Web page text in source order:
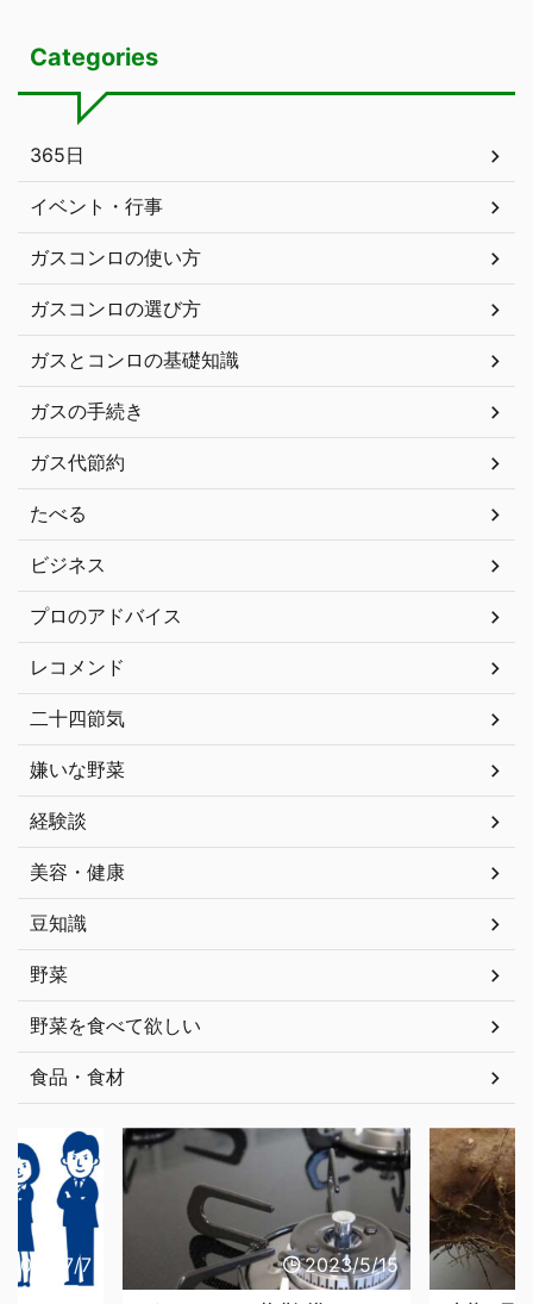
Categories
365日
イベント・行事
ガスコンロの使い方
ガスコンロの選び方
ガスとコンロの基礎知識
ガスの手続き
ガス代節約
たべる
ビジネス
プロのアドバイス
レコメンド
二十四節気
嫌いな野菜
経験談
美容・健康
豆知識
野菜
野菜を食べて欲しい
食品・食材
7/7 2023/5/15